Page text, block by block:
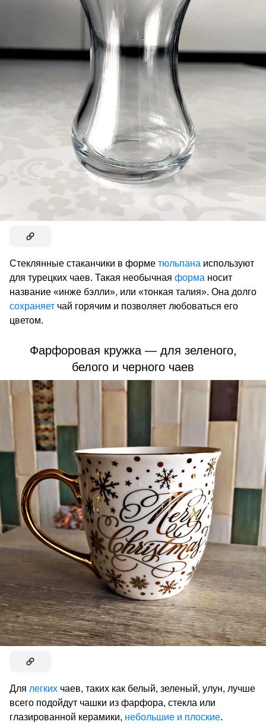
Стеклянные стаканчики в форме тюльпана используют
для турецких чаев. Такая необычная форма носит
название «инже бэлли», или «тонкая талия». Она долго
сохраняет чай горячим и позволяет любоваться его
цветом.
Фарфоровая кружка — для зеленого,
белого и черного чаев
Для легких чаев, таких как белый, зеленый, улун, лучше
всего подойдут чашки из фарфора, стекла или
глазированной керамики, небольшие и плоские.